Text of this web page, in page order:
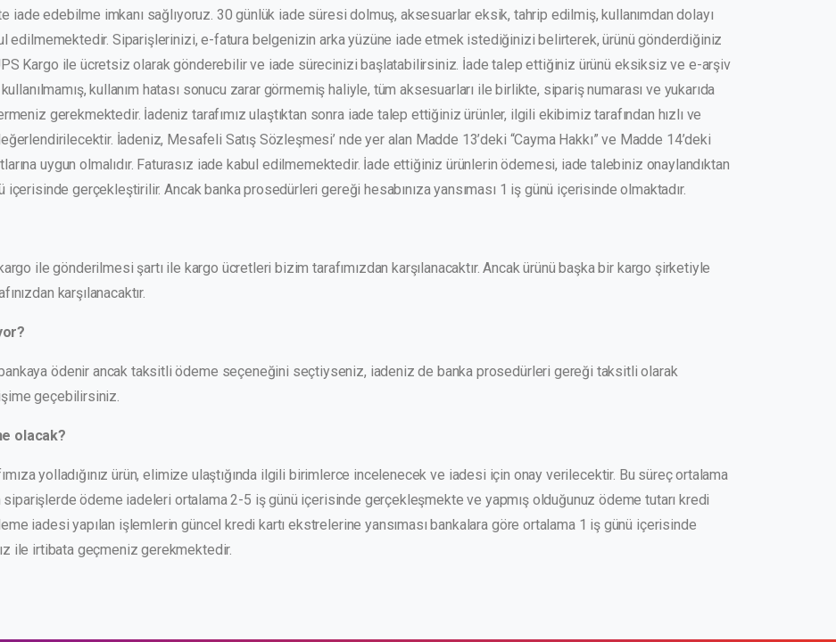
iade edebilme imkanı sağlıyoruz. 30 günlük iade süresi dolmuş, aksesuarlar eksik, tahrip edilmiş, kullanımdan dolayı
edilmemektedir. Siparişlerinizi, e-fatura belgenizin arka yüzüne iade etmek istediğinizi belirterek, ürünü gönderdiğiniz
Kargo ile ücretsiz olarak gönderebilir ve iade sürecinizi başlatabilirsiniz. İade talep ettiğiniz ürünü eksiksiz ve e-arşiv
kullanım hatası sonucu zarar görmemiş haliyle, tüm aksesuarları ile birlikte, sipariş numarası ve yukarıda
gerekmektedir. İadeniz tarafımız ulaştıktan sonra iade talep ettiğiniz ürünler, ilgili ekibimiz tarafından hızlı ve
İadeniz, Mesafeli Satış Sözleşmesi’ nde yer alan Madde 13’deki “Cayma Hakkı” ve Madde 14’deki
uygun olmalıdır. Faturasız iade kabul edilmemektedir. İade ettiğiniz ürünlerin ödemesi, iade talebiniz onaylandıktan
içerisinde gerçekleştirilir. Ancak banka prosedürleri gereği hesabınıza yansıması 1 iş günü içerisinde olmaktadır.
ile gönderilmesi şartı ile kargo ücretleri bizim tarafımızdan karşılanacaktır. Ancak ürünü başka bir kargo şirketiyle
karşılanacaktır.
bankaya ödenir ancak taksitli ödeme seçeneğini seçtiyseniz, iadeniz de banka prosedürleri gereği taksitli olarak
geçebilirsiniz.
olacak?
yolladığınız ürün, elimize ulaştığında ilgili birimlerce incelenecek ve iadesi için onay verilecektir. Bu süreç ortalama
siparişlerde ödeme iadeleri ortalama 2-5 iş günü içerisinde gerçekleşmekte ve yapmış olduğunuz ödeme tutarı kredi
iadesi yapılan işlemlerin güncel kredi kartı ekstrelerine yansıması bankalara göre ortalama 1 iş günü içerisinde
ile irtibata geçmeniz gerekmektedir.